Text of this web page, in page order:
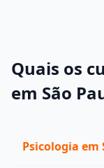
Quais os
em São
Psicologia em